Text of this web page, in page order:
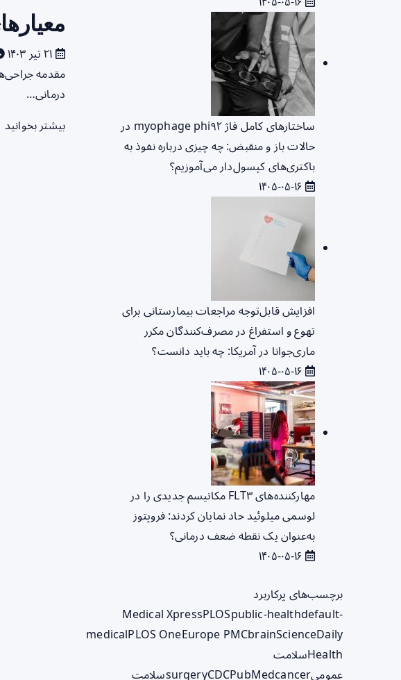
مقدمه
درمانی…
بیشتر بخوانید
ساختارهای کامل فاژ myophage phi۹۲ در
حالات باز و منقبض: چه چیزی درباره نفوذ به
باکتری‌های کپسول‌دار می‌آموزیم؟
افزایش قابل‌توجه مراجعات بیمارستانی برای
تهوع و استفراغ در مصرف‌کنندگان مکرر
ماری‌جوانا در آمریکا: چه باید دانست؟
مهارکننده‌های FLT۳ مکانیسم جدیدی را در
لوسمی میلوئید حاد نمایان کردند: فروپتوز
به‌عنوان یک نقطه ضعف درمانی؟
برچسب‌های پرکاربرد
Medical XpressPLOSpublic-healthdefault-
medicalPLOS OneEurope PMCbrainScienceDaily
Healthسلامت
عمومی
surgeryCDCPubMedcancer
سلامت